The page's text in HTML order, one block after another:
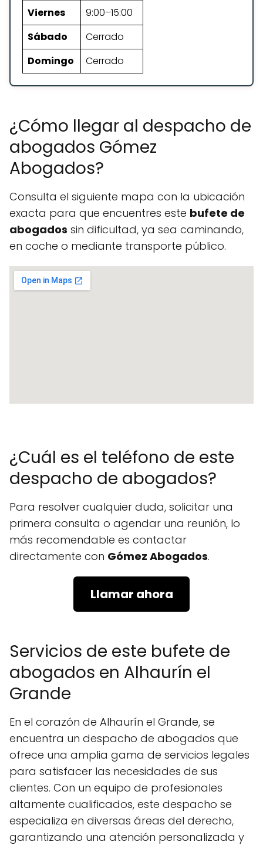
Viernes
9:00–15:00
Sábado
Cerrado
Domingo
Cerrado
¿Cómo llegar al despacho de
abogados Gómez
Abogados?
Consulta el siguiente mapa con la ubicación
exacta para que encuentres este bufete de
abogados sin dificultad, ya sea caminando,
en coche o mediante transporte público.
¿Cuál es el teléfono de este
despacho de abogados?
Para resolver cualquier duda, solicitar una
primera consulta o agendar una reunión, lo
más recomendable es contactar
directamente con Gómez Abogados.
Llamar ahora
Servicios de este bufete de
abogados en Alhaurín el
Grande
En el corazón de Alhaurín el Grande, se
encuentra un despacho de abogados que
ofrece una amplia gama de servicios legales
para satisfacer las necesidades de sus
clientes. Con un equipo de profesionales
altamente cualificados, este despacho se
especializa en diversas áreas del derecho,
garantizando una atención personalizada y